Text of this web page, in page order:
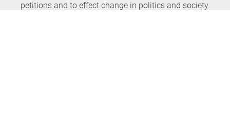
petitions and to effect change in politics and society.